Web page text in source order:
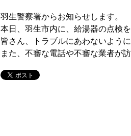
羽生警察署からお知らせします。
本日、羽生市内に、給湯器の点検
皆さん、トラブルにあわないよう
また、不審な電話や不審な業者が